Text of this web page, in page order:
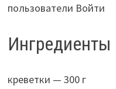
пользователи Войти
Ингредиенты
креветки — 300 г